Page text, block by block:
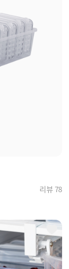
리뷰 78